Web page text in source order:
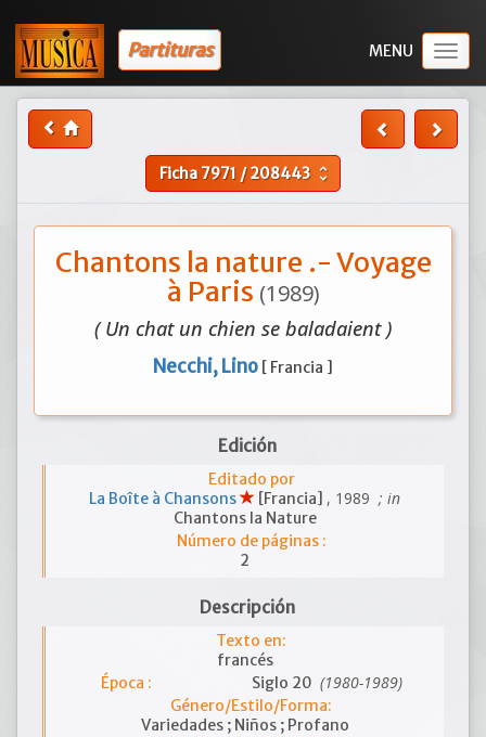
Partituras
Ficha7971 /208443 unfold_more
Chantons la nature .- Voyage
à Paris (1989)
( Un chat un chien se baladaient )
Necchi, Lino [ Francia ]
Edición
Editado por
La Boîte à Chansons
[Francia] , 1989 ; in
Chantons la Nature
Número de páginas :
2
Descripción
Texto en:
francés
Época :
Siglo 20 (1980-1989)
Género/Estilo/Forma:
Variedades ; Niños ; Profano